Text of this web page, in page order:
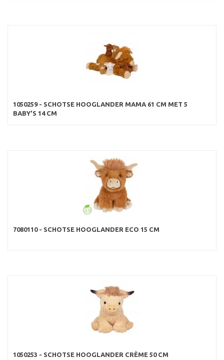
1050259 - SCHOTSE HOOGLANDER MAMA 61 CM MET 5
BABY'S 14 CM
7080110 - SCHOTSE HOOGLANDER ECO 15 CM
1050253 - SCHOTSE HOOGLANDER CRÈME 50 CM